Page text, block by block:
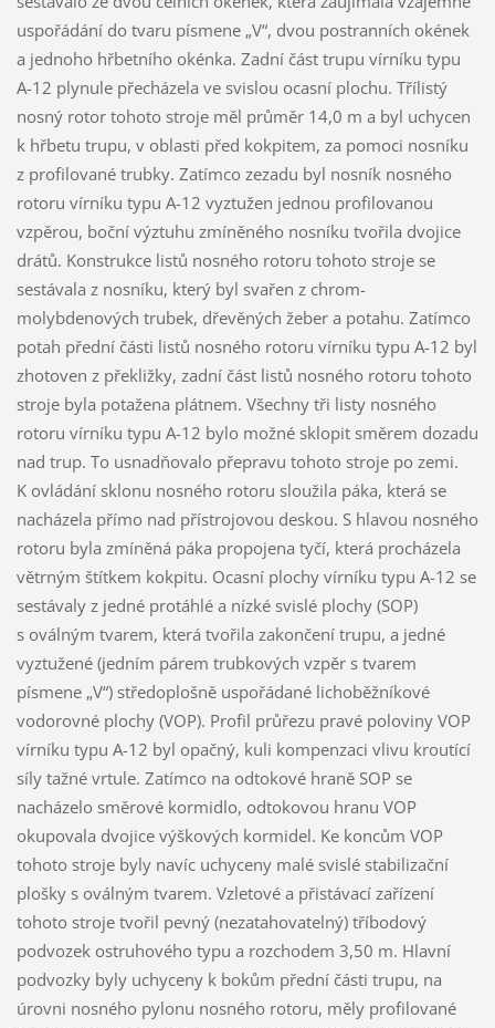
uspořádání do tvaru písmene „V“, dvou postranních okének
a jednoho hřbetního okénka. Zadní část trupu vírníku typu
A-12 plynule přecházela ve svislou ocasní plochu. Třílistý
nosný rotor tohoto stroje měl průměr 14,0 m a byl uchycen
k hřbetu trupu, v oblasti před kokpitem, za pomoci nosníku
z profilované trubky. Zatímco zezadu byl nosník nosného
rotoru vírníku typu A-12 vyztužen jednou profilovanou
vzpěrou, boční výztuhu zmíněného nosníku tvořila dvojice
drátů. Konstrukce listů nosného rotoru tohoto stroje se
sestávala z nosníku, který byl svařen z chrom-
molybdenových trubek, dřevěných žeber a potahu. Zatímco
potah přední části listů nosného rotoru vírníku typu A-12 byl
zhotoven z překližky, zadní část listů nosného rotoru tohoto
stroje byla potažena plátnem. Všechny tři listy nosného
rotoru vírníku typu A-12 bylo možné sklopit směrem dozadu
nad trup. To usnadňovalo přepravu tohoto stroje po zemi.
K ovládání sklonu nosného rotoru sloužila páka, která se
nacházela přímo nad přístrojovou deskou. S hlavou nosného
rotoru byla zmíněná páka propojena tyčí, která procházela
větrným štítkem kokpitu. Ocasní plochy vírníku typu A-12 se
sestávaly z jedné protáhlé a nízké svislé plochy (SOP)
s oválným tvarem, která tvořila zakončení trupu, a jedné
vyztužené (jedním párem trubkových vzpěr s tvarem
písmene „V“) středoplošně uspořádané lichoběžníkové
vodorovné plochy (VOP). Profil průřezu pravé poloviny VOP
vírníku typu A-12 byl opačný, kuli kompenzaci vlivu kroutící
síly tažné vrtule. Zatímco na odtokové hraně SOP se
nacházelo směrové kormidlo, odtokovou hranu VOP
okupovala dvojice výškových kormidel. Ke koncům VOP
tohoto stroje byly navíc uchyceny malé svislé stabilizační
plošky s oválným tvarem. Vzletové a přistávací zařízení
tohoto stroje tvořil pevný (nezatahovatelný) tříbodový
podvozek ostruhového typu a rozchodem 3,50 m. Hlavní
podvozky byly uchyceny k bokům přední části trupu, na
úrovni nosného pylonu nosného rotoru, měly profilované